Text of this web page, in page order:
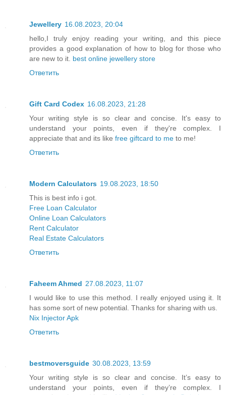
Jewellery 16.08.2023, 20:04
hello,I truly enjoy reading your writing, and this piece
provides a good explanation of how to blog for those who
are new to it. best online jewellery store
Ответить
Gift Card Codex 16.08.2023, 21:28
Your writing style is so clear and concise. It's easy to
understand your points, even if they're complex. I
appreciate that and its like free giftcard to me to me!
Ответить
Modern Calculators 19.08.2023, 18:50
This is best info i got.
Free Loan Calculator
Online Loan Calculators
Rent Calculator
Real Estate Calculators
Ответить
Faheem Ahmed 27.08.2023, 11:07
I would like to use this method. I really enjoyed using it. It
has some sort of new potential. Thanks for sharing with us.
Nix Injector Apk
Ответить
bestmoversguide 30.08.2023, 13:59
Your writing style is so clear and concise. It’s easy to
understand your points, even if they’re complex. I